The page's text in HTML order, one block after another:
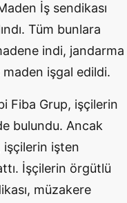
İş sendikası
Tüm bunlara
indi, jandarma
maden işgal edildi.
Fiba Grup, işçilerin
bulundu. Ancak
işçilerin işten
İşçilerin örgütlü
müzakere